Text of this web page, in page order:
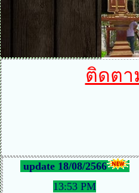
ติดตา
update 18/08/2566
13:53 PM